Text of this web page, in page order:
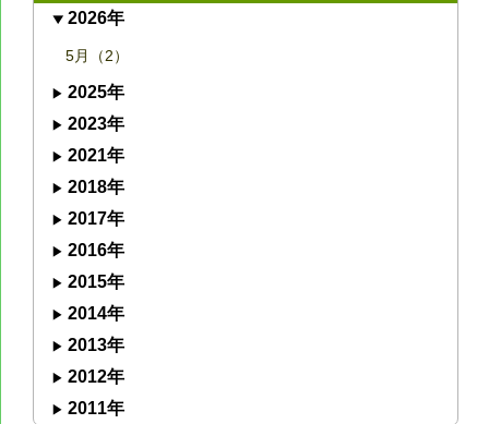
2026年
5月（2）
2025年
2023年
2021年
2018年
2017年
2016年
2015年
2014年
2013年
2012年
2011年